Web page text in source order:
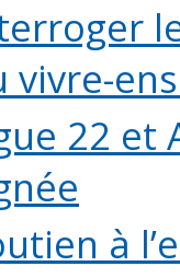
vivre-
22 et
à